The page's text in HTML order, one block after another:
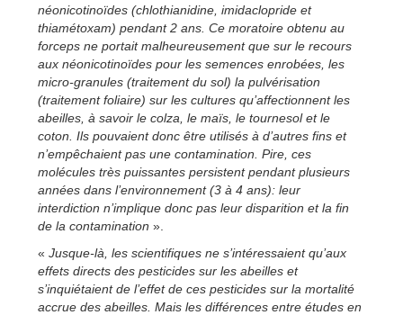
néonicotinoïdes (chlothianidine, imidaclopride et
thiamétoxam) pendant 2 ans. Ce moratoire obtenu au
forceps ne portait malheureusement que sur le recours
aux néonicotinoïdes pour les semences enrobées, les
micro-granules (traitement du sol) la pulvérisation
(traitement foliaire) sur les cultures qu’affectionnent les
abeilles, à savoir le colza, le maïs, le tournesol et le
coton. Ils pouvaient donc être utilisés à d’autres fins et
n’empêchaient pas une contamination. Pire, ces
molécules très puissantes persistent pendant plusieurs
années dans l’environnement (3 à 4 ans): leur
interdiction n’implique donc pas leur disparition et la fin
de la contamination ».
« Jusque-là, les scientifiques ne s’intéressaient qu’aux
effets directs des pesticides sur les abeilles et
s’inquiétaient de l’effet de ces pesticides sur la mortalité
accrue des abeilles. Mais les différences entre études en